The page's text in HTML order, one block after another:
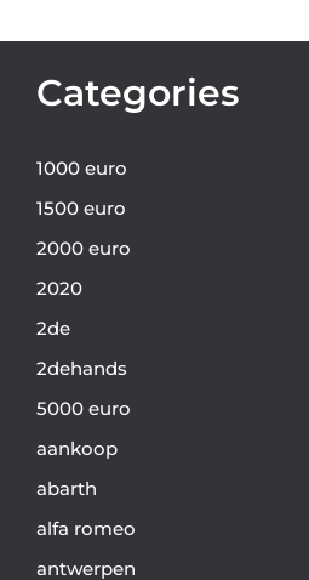
Categories
1000 euro
1500 euro
2000 euro
2020
2de
2dehands
5000 euro
aankoop
abarth
alfa romeo
antwerpen